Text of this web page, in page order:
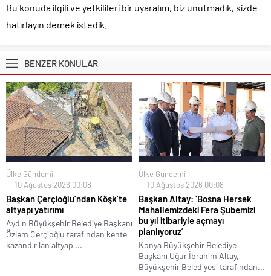
Bu konuda ilgili ve yetkilileri bir uyaralım, biz unutmadık, sizde
hatırlayın demek istedik.
BENZER KONULAR
Ülke Gündemi
10 Ağustos 2026 00:08
Başkan Çerçioğlu’ndan Köşk’te
altyapı yatırımı
Aydın Büyükşehir Belediye Başkanı
Özlem Çerçioğlu tarafından kente
kazandırılan altyapı...
Ülke Gündemi
10 Ağustos 2026 00:08
Başkan Altay: ‘Bosna Hersek
Mahallemizdeki Fera Şubemizi
bu yıl itibariyle açmayı
planlıyoruz’
Konya Büyükşehir Belediye
Başkanı Uğur İbrahim Altay,
Büyükşehir Belediyesi tarafından...